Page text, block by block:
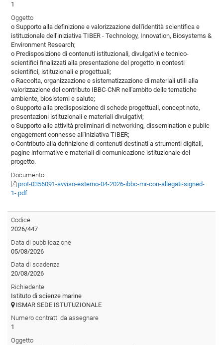
1
Oggetto
o Supporto alla definizione e valorizzazione dell'identità scientifica e
istituzionale dell'iniziativa TIBER - Technology, Innovation, Biosystems &
Environment Research;
o Predisposizione di contenuti istituzionali, divulgativi e tecnico-
scientifici finalizzati alla presentazione del progetto in contesti
scientifici, istituzionali e progettuali;
o Raccolta, organizzazione e sistematizzazione di materiali utili alla
valorizzazione del contributo IBBC-CNR nell'ambito delle tematiche
ambiente, biosistemi e salute;
o Supporto alla predisposizione di schede progettuali, concept note,
presentazioni istituzionali e materiali divulgativi;
o Supporto alle attività preliminari di networking, dissemination e public
engagement connesse all'iniziativa TIBER;
o Contributo alla definizione di contenuti destinati a strumenti digitali,
pagine informative e materiali di comunicazione istituzionale del
progetto.
Documento
prot-0356091-avviso-esterno-04-2026-ibbc-mr-con-allegati-signed-
1-.pdf
Codice
2026/447
Data di pubblicazione
05/08/2026
Data di scadenza
20/08/2026
Richiedente
Istituto di scienze marine
ISMAR SEDE ISTUTUZIONALE
Numero contratti da assegnare
1
Oggetto